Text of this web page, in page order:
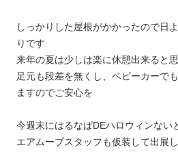
しっかりした屋根がかかったので日
りです
来年の夏は少しは楽に休憩出来ると
足元も段差を無くし、ベビーカーで
ますのでご安心を
今週末にはるなぱDEハロウィンない
エアムーブスタッフも仮装して出展